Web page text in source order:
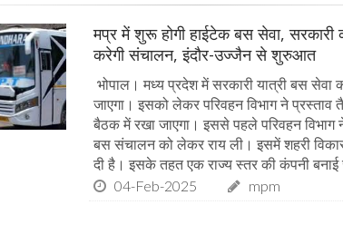
मप्र में शुरू होगी हाईटेक बस सेवा, सरकारी
करेगी संचालन, इंदौर-उज्जैन से शुरुआत
भोपाल। मध्य प्रदेश में सरकारी यात्री बस
जाएगा। इसको लेकर परिवहन विभाग ने
बैठक में रखा जाएगा। इससे पहले परिवहन विभाग
बस संचालन को लेकर राय ली। इसमें शहरी
दी है। इसके तहत एक राज्य स्तर की कंपनी बनाई
04-Feb-2025 mpm
घर पर ही बनाएं
21-Sep-2022